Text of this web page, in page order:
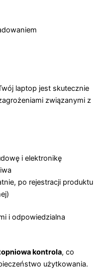
laptop jest skutecznie
związanymi z
i elektronikę
po rejestracji produktu
i odpowiedzialna
kontrola, co
użytkowania.